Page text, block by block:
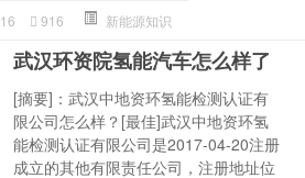
16 916 新能源知识
武汉环资院氢能汽车怎么样了
[摘要]：武汉中地资环氢能检测认证有
限公司怎么样？[最佳]武汉中地资环氢
能检测认证有限公司是2017-04-20注册
成立的其他有限责任公司，注册地址位